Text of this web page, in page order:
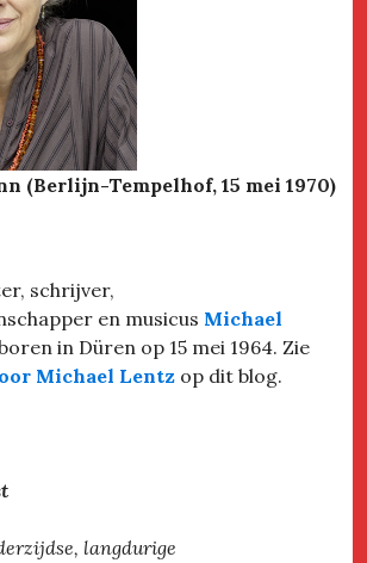
(Berlijn-Tempelhof, 15 mei 1970)
schrijver,
en musicus Michael
in Düren op 15 mei 1964. Zie
Michael Lentz op dit blog.
langdurige